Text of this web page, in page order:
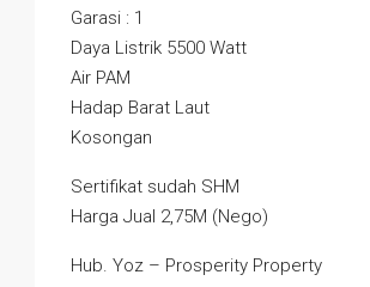
Garasi : 1
Daya Listrik 5500 Watt
Air PAM
Hadap Barat Laut
Kosongan
Sertifikat sudah SHM
Harga Jual 2,75M (Nego)
Hub. Yoz – Prosperity Property